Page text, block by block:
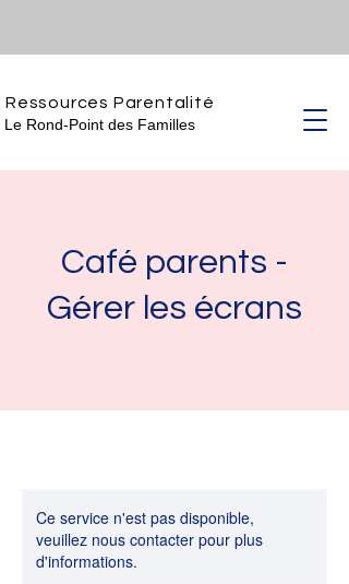
Ressources Parentalité
Le Rond-Point des Familles
Café parents -
Gérer les écrans
Ce service n'est pas disponible,
veuillez nous contacter pour plus
d'informations.